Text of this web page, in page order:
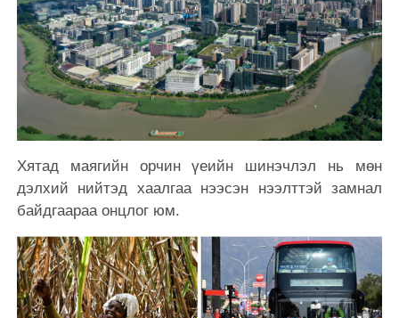
Хятад маягийн орчин үеийн шинэчлэл нь мөн
дэлхий нийтэд хаалгаа нээсэн нээлттэй замнал
байдгаараа онцлог юм.